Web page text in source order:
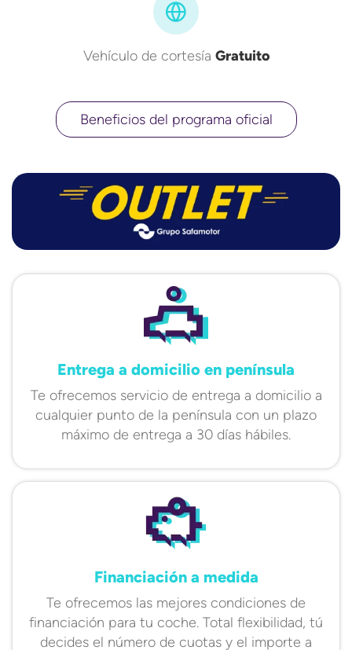
Vehículo de cortesía Gratuito
Beneficios del programa oficial
Entrega a domicilio en península
Te ofrecemos servicio de entrega a domicilio a
cualquier punto de la península con un plazo
máximo de entrega a 30 días hábiles.
Financiación a medida
Te ofrecemos las mejores condiciones de
financiación para tu coche. Total flexibilidad, tú
decides el número de cuotas y el importe a